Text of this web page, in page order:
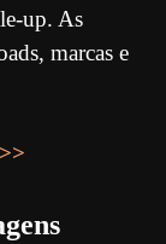
up. As
marcas e